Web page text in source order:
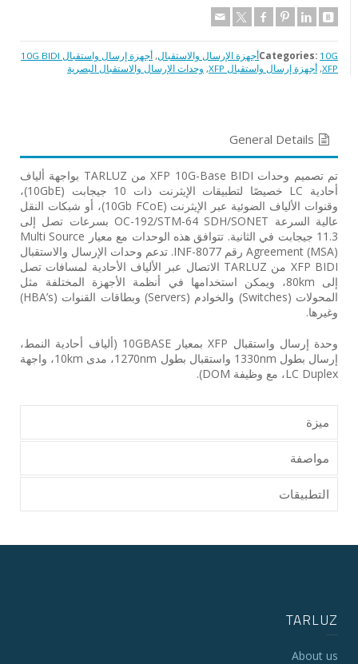
Categories: 10Gأجهزة الإرسال والاستقبال ,
أجهزة إرسال واستقبال 10G BIDI
XFP
, أجهزة إرسال واستقبال XFP , وحدات الإرسال والاستقبال البصرية
General Details
تم تصميم وحدات ‎XFP‎ ‎10G-Base BIDI‎ من ‎TARLUZ‎ بواجهة ألياف
أحادية ‎LC‎ خصيصًا لتطبيقات الإيثرنت ذات ‎10‎ جيجابت ‎(10GbE)‎،
وقنوات الألياف الضوئية عبر الإيثرنت ‎(10Gb FCoE)‎، أو شبكات النقل
عالية السرعة ‎OC-192/STM-64 SDH/SONET‎ بسرعات تصل إلى
‎11.3‎ جيجابت في الثانية. تتوافق هذه الوحدات مع معيار ‎Multi Source
Agreement (MSA)‎ رقم ‎INF-8077‎. تدعم وحدات الإرسال والاستقبال
‎XFP BIDI‎ من ‎TARLUZ‎ الاتصال عبر الألياف الأحادية لمسافات تصل
إلى ‎80km‎، ويمكن استخدامها في أنظمة الأجهزة المختلفة مثل
المحولات ‎(Switches)‎ والخوادم ‎(Servers)‎ وبطاقات القنوات ‎(HBA’s)‎
وغيرها.
وحدة إرسال واستقبال ‎XFP‎ بمعيار ‎10GBASE‎ ‏(ألياف أحادية النمط،
إرسال بطول ‎1330nm‎ واستقبال بطول ‎1270nm‎، مدى ‎10km‎، واجهة
‎LC Duplex‎، مع وظيفة ‎DOM‎).
ميزة
مواصفة
التطبيقات
TARLUZ
About us